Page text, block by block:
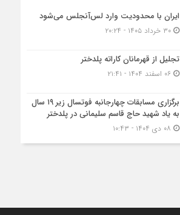
ایران با محدودیت وارد لس‌آنجلس می‌شود
۳۰ خرداد ۱۴۰۵ - ۲۰:۲۴
تجلیل از قهرمانان کاراته پلدختر
۰۶ اسفند ۱۴۰۴ - ۲۱:۴۱
برگزاری مسابقات چهارجانبه فوتسال زیر ۱۹ سال
به یاد شهید حاج قاسم سلیمانی در پلدختر